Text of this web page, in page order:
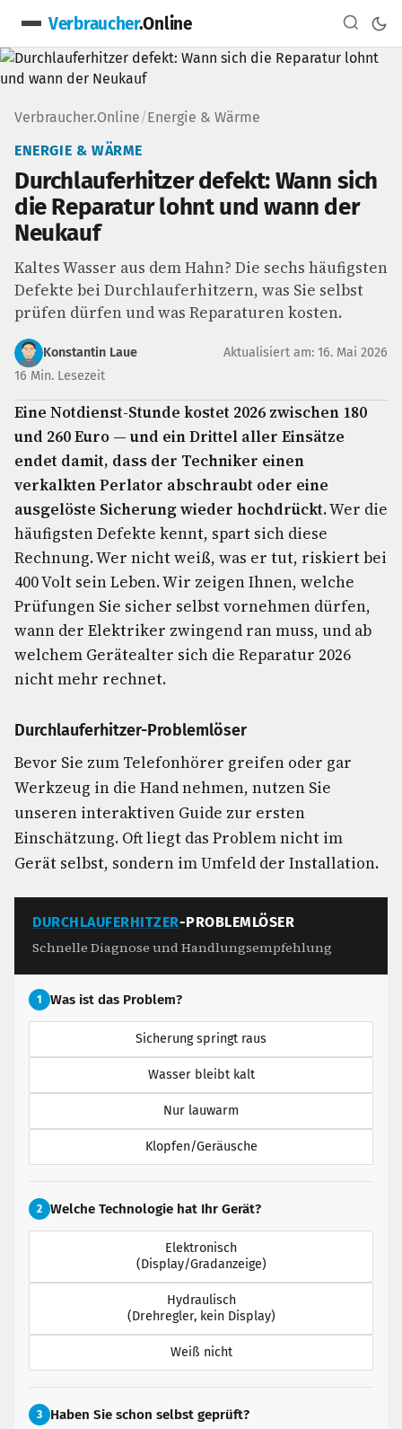
Verbraucher.Online
Verbraucher.Online/Energie & Wärme
ENERGIE & WÄRME
Durchlauferhitzer defekt: Wann sich
die Reparatur lohnt und wann der
Neukauf
Kaltes Wasser aus dem Hahn? Die sechs häufigsten
Defekte bei Durchlauferhitzern, was Sie selbst
prüfen dürfen und was Reparaturen kosten.
Konstantin Laue
Aktualisiert am: 16. Mai 2026
16 Min. Lesezeit
Eine Notdienst-Stunde kostet 2026 zwischen 180
und 260 Euro — und ein Drittel aller Einsätze
endet damit, dass der Techniker einen
verkalkten Perlator abschraubt oder eine
ausgelöste Sicherung wieder hochdrückt.Wer die
häufigsten Defekte kennt, spart sich diese
Rechnung. Wer nicht weiß, was er tut, riskiert bei
400 Volt sein Leben. Wir zeigen Ihnen, welche
Prüfungen Sie sicher selbst vornehmen dürfen,
wann der Elektriker zwingend ran muss, und ab
welchem Gerätealter sich die Reparatur 2026
nicht mehr rechnet.
Durchlauferhitzer-Problemlöser
Bevor Sie zum Telefonhörer greifen oder gar
Werkzeug in die Hand nehmen, nutzen Sie
unseren interaktiven Guide zur ersten
Einschätzung. Oft liegt das Problem nicht im
Gerät selbst, sondern im Umfeld der Installation.
DURCHLAUFERHITZER-PROBLEMLÖSER
Schnelle Diagnose und Handlungsempfehlung
1 Was ist das Problem?
Sicherung springt raus
Wasser bleibt kalt
Nur lauwarm
Klopfen/Geräusche
2 Welche Technologie hat Ihr Gerät?
Elektronisch
(Display/Gradanzeige)
Hydraulisch
(Drehregler, kein Display)
Weiß nicht
3 Haben Sie schon selbst geprüft?